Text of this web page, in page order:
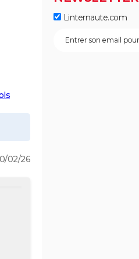
02/26
Linternaute.com